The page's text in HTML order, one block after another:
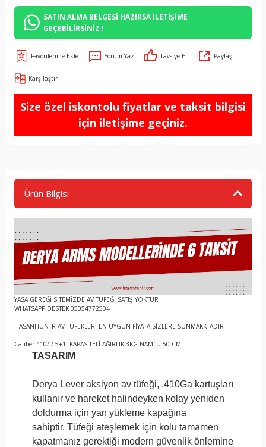
SATIN ALMA BELGESİ HAZIRSA İLETİŞİME
GEÇEBİLİRSİNİZ !
Yorum Yaz Tavsiye Et Paylaş
Karşılaştır
Size özel iskontolu fiyatlar ve taksit bilgisi
için iletişime geçiniz.
Ürün Bilgisi
YASA GEREĞİ SİTEMİZDE AV TÜFEĞİ SATIŞ YOKTUR
WHATSAPP DESTEK 05054772504
HASANHUNTR AV TÜFEKLERİ EN UYGUN FİYATA SİZLERE SUNMAKKTADIR
Caliber.410/ / 5+1 KAPASİTELİ AĞIRLIK 3KG NAMLU 50 CM
TASARIM
Derya Lever aksiyon av tüfeği, .410Ga kartuşları
kullanır ve hareket halindeyken kolay yeniden
doldurma için yan yükleme kapağına
sahiptir. Tüfeği ateşlemek için kolu tamamen
kapatmanız gerektiği modern güvenlik önlemine